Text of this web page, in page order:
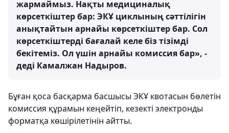
жармаймыз. Нақты медициналық
көрсеткіштер бар: ЭКҰ циклының сәттілігін
анықтайтын арнайы көрсеткіштер бар. Сол
көрсеткіштерді бағалай келе біз тізімді
бекітеміз. Ол үшін арнайы комиссия бар», -
деді Камалжан Надыров.
Бұған қоса басқарма басшысы ЭКҰ квотасын бөлетін
комиссия құрамын кеңейтіп, кезекті электронды
форматқа көшірілетінін айтты.